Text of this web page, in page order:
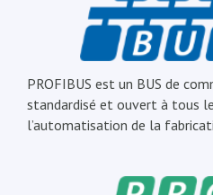
PROFIBUS est un BUS de
standardisé et ouvert à tous
l’automatisation de la